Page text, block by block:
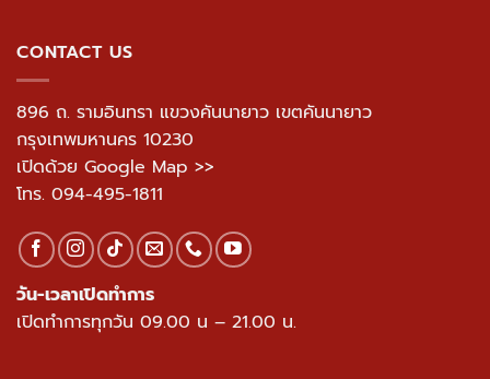
CONTACT US
896 ถ. รามอินทรา แขวงคันนายาว เขตคันนายาว
กรุงเทพมหานคร 10230
เปิดด้วย Google Map >>
โทร. 094-495-1811
วัน-เวลาเปิดทำการ
เปิดทำการทุกวัน 09.00 น – 21.00 น.